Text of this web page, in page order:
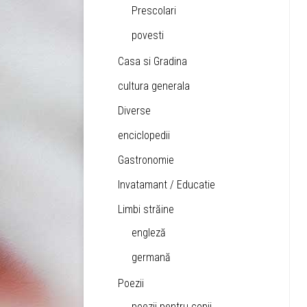
Prescolari
povesti
Casa si Gradina
cultura generala
Diverse
enciclopedii
Gastronomie
Invatamant / Educatie
Limbi străine
engleză
germană
Poezii